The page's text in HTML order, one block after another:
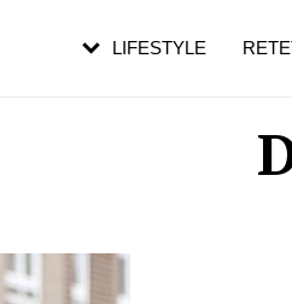
LIFESTYLE
înaintezi în vârstă